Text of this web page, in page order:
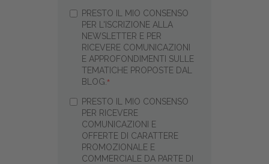
PRESTO IL MIO CONSENSO
PER L'ISCRIZIONE ALLA
NEWSLETTER E PER
RICEVERE COMUNICAZIONI
E APPROFONDIMENTI SULLE
TEMATICHE PROPOSTE DAL
BLOG. *
PRESTO IL MIO CONSENSO
PER RICEVERE
COMUNICAZIONI E
OFFERTE DI CARATTERE
PROMOZIONALE E
COMMERCIALE DA PARTE DI